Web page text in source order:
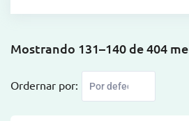
Mostrando 131–140 de 404
Ordernar por: